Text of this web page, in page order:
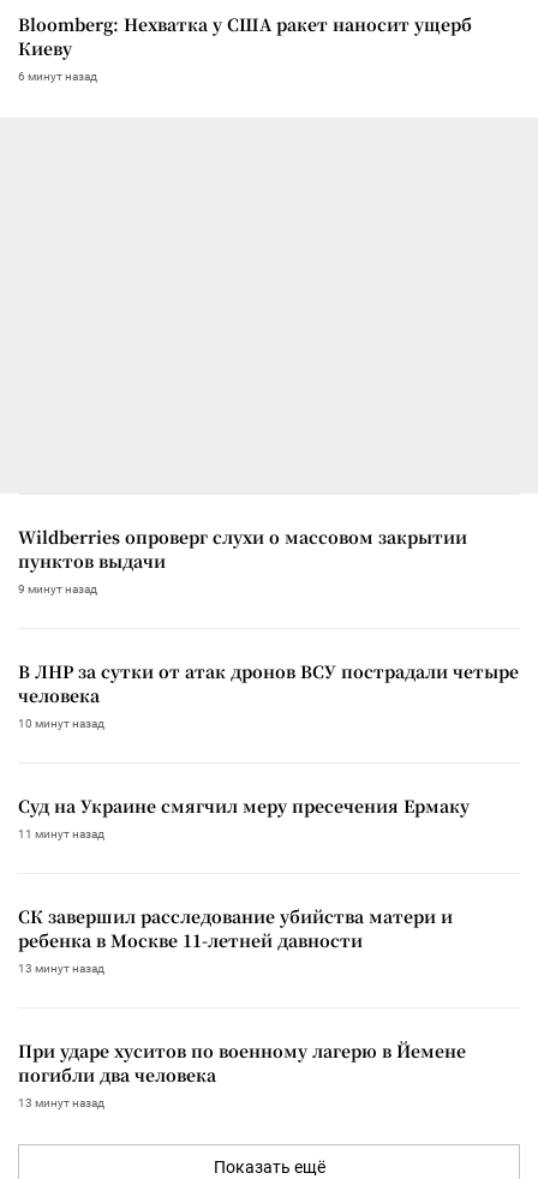
Bloomberg: Нехватка у США ракет наносит ущерб
Киеву
6 минут назад
Wildberries опроверг слухи о массовом закрытии
пунктов выдачи
9 минут назад
В ЛНР за сутки от атак дронов ВСУ пострадали четыре
человека
10 минут назад
Суд на Украине смягчил меру пресечения Ермаку
11 минут назад
СК завершил расследование убийства матери и
ребенка в Москве 11-летней давности
13 минут назад
При ударе хуситов по военному лагерю в Йемене
погибли два человека
13 минут назад
Показать ещё